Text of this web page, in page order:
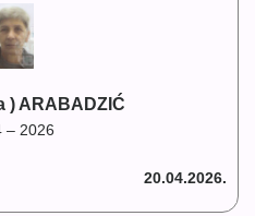
) ARABADZIĆ
– 2026
20.04.2026.